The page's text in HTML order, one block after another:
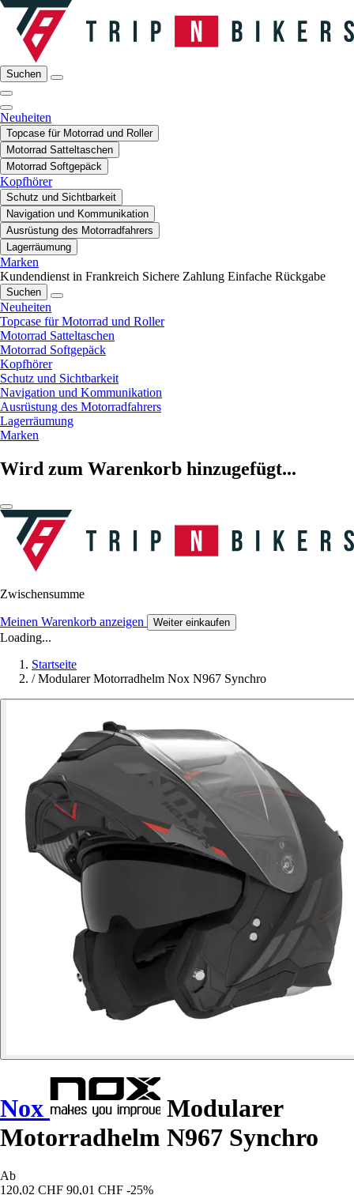
Suchen
Neuheiten
Topcase für Motorrad und Roller
Motorrad Satteltaschen
Motorrad Softgepäck
Kopfhörer
Schutz und Sichtbarkeit
Navigation und Kommunikation
Ausrüstung des Motorradfahrers
Lagerräumung
Marken
Kundendienst in Frankreich Sichere Zahlung Einfache Rückgabe
Suchen
Neuheiten
Topcase für Motorrad und Roller
Motorrad Satteltaschen
Motorrad Softgepäck
Kopfhörer
Schutz und Sichtbarkeit
Navigation und Kommunikation
Ausrüstung des Motorradfahrers
Lagerräumung
Marken
Wird zum Warenkorb hinzugefügt...
Zwischensumme
Meinen Warenkorb anzeigen Weiter einkaufen
Loading...
Startseite
/ Modularer Motorradhelm Nox N967 Synchro
Nox
Modularer
Motorradhelm N967 Synchro
Ab
120,02 CHF 90,01 CHF -25%